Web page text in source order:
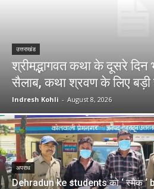
उत्तराखंड
श्रीमद्भागवत कथा के दूसरे
सैलाब, कथा श्रवण के लिए बड़ी
Indresh Kohli - August 8, 2026
अपराध
Dehradun ke students को ‘ स्मैक ‘